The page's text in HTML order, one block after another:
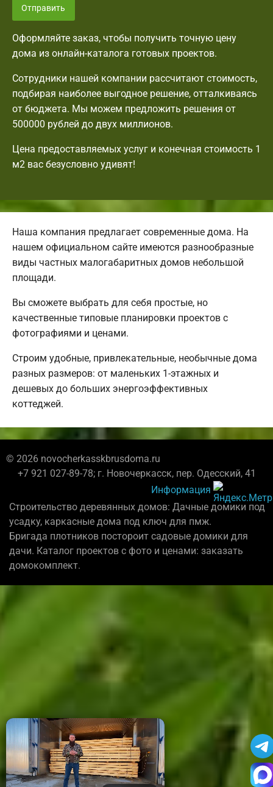
Отправить
Оформляйте заказ, чтобы получить точную цену
дома из онлайн-каталога готовых проектов.
Сотрудники нашей компании рассчитают стоимость,
подбирая наиболее выгодное решение, отталкиваясь
от бюджета. Мы можем предложить решения от
500000 рублей до двух миллионов.
Цена предоставляемых услуг и конечная стоимость 1
м2 вас безусловно удивят!
Наша компания предлагает современные дома. На
нашем официальном сайте имеются разнообразные
виды частных малогабаритных домов небольшой
площади.
Вы сможете выбрать для себя простые, но
качественные типовые планировки проектов с
фотографиями и ценами.
Строим удобные, привлекательные, необычные дома
разных размеров: от маленьких 1-этажных и
дешевых до больших энергоэффективных
коттеджей.
© 2026 novocherkasskbrusdoma.ru
+7 921 027-89-78; г. Новочеркасск, пер. Одесский, 41
Информация
Строительство деревянных домов: Дачные домики под
усадку, каркасные дома под ключ для пмж.
Бригада плотников постороит садовые домики для
дачи. Каталог проектов с фото и ценами: заказать
домокомплект.